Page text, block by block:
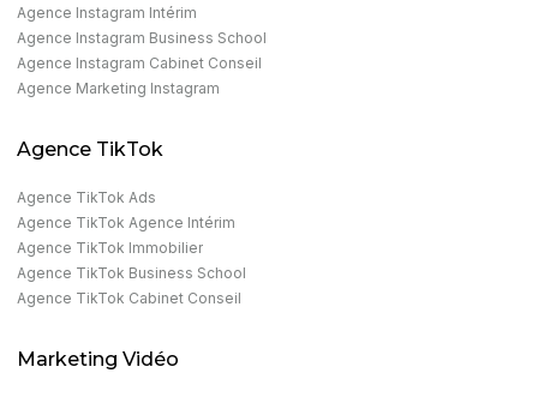
Agence Instagram Intérim
Agence Instagram Business School
Agence Instagram Cabinet Conseil
Agence Marketing Instagram​
Agence TikTok
Agence TikTok Ads
Agence TikTok Agence Intérim
Agence TikTok Immobilier
Agence TikTok Business School
Agence TikTok Cabinet Conseil
Marketing Vidéo